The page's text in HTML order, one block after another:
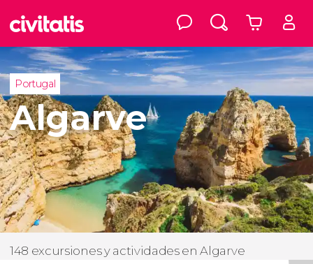
Portugal
Algarve
148 excursiones y actividades en Algarve